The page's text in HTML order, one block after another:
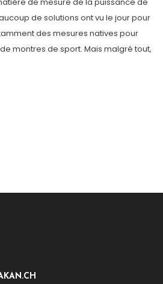
de solutions ont vu le jour pour
des mesures natives pour
montres de sport. Mais malgré tout,